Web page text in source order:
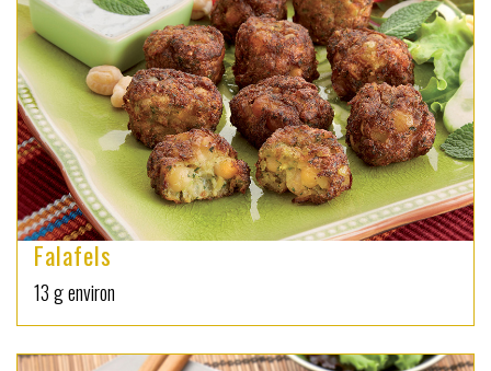
Falafels
13 g environ